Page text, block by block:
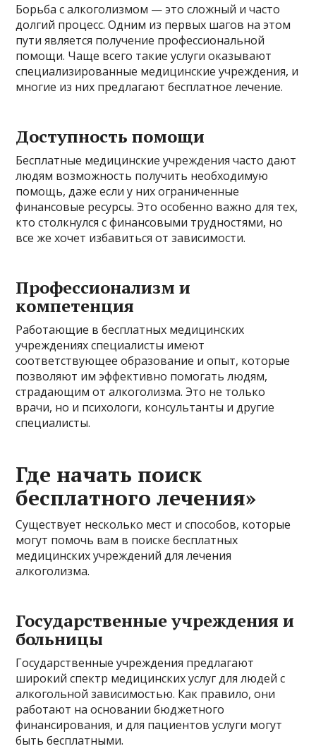
Борьба с алкоголизмом — это сложный и часто
долгий процесс. Одним из первых шагов на этом
пути является получение профессиональной
помощи. Чаще всего такие услуги оказывают
специализированные медицинские учреждения, и
многие из них предлагают бесплатное лечение.
Доступность помощи
Бесплатные медицинские учреждения часто дают
людям возможность получить необходимую
помощь, даже если у них ограниченные
финансовые ресурсы. Это особенно важно для тех,
кто столкнулся с финансовыми трудностями, но
все же хочет избавиться от зависимости.
Профессионализм и
компетенция
Работающие в бесплатных медицинских
учреждениях специалисты имеют
соответствующее образование и опыт, которые
позволяют им эффективно помогать людям,
страдающим от алкоголизма. Это не только
врачи, но и психологи, консультанты и другие
специалисты.
Где начать поиск
бесплатного лечения»
Существует несколько мест и способов, которые
могут помочь вам в поиске бесплатных
медицинских учреждений для лечения
алкоголизма.
Государственные учреждения и
больницы
Государственные учреждения предлагают
широкий спектр медицинских услуг для людей с
алкогольной зависимостью. Как правило, они
работают на основании бюджетного
финансирования, и для пациентов услуги могут
быть бесплатными.